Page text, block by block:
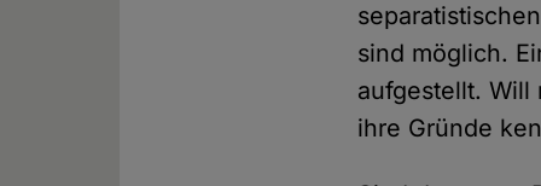
sind möglich.
aufgestellt. Will
ihre Gründe